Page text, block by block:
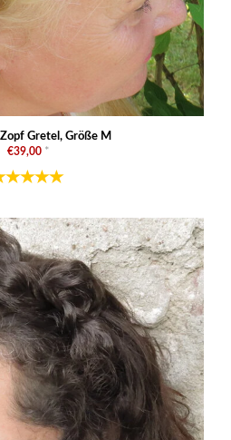
Gretel, Größe M
€39,00 *